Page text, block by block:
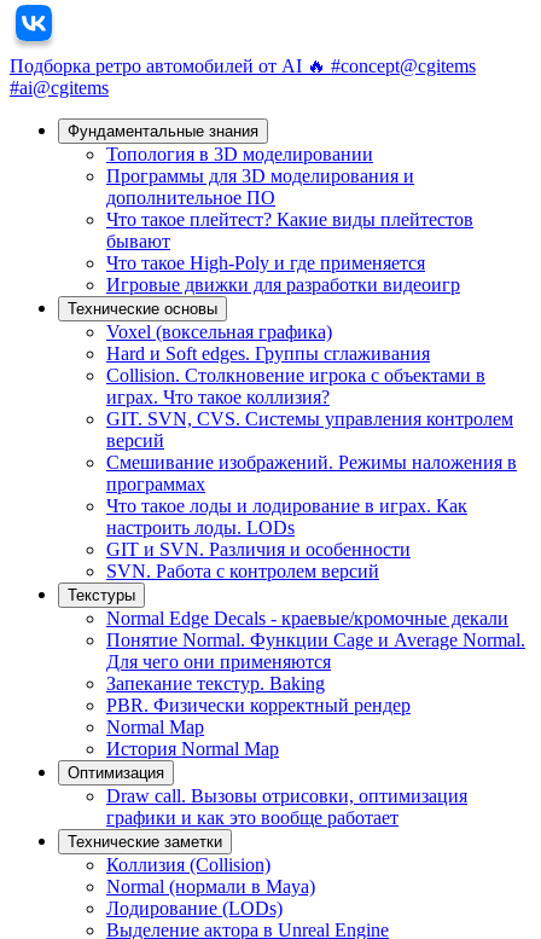
Подборка ретро автомобилей от AI 🔥 #concept@cgitems
#ai@cgitems
Фундамeнтальные знания
Топология в 3D моделировании
Программы для 3D моделирования и
дополнительное ПО
Что такое плейтест? Какие виды плейтестов
бывают
Что такое High-Poly и где применяется
Игровые движки для разработки видеоигр
Технические основы
Voxel (воксельная графика)
Hard и Soft edges. Группы сглаживания
Collision. Столкновение игрока с объектами в
играх. Что такое коллизия?
GIT. SVN, CVS. Системы управления контролем
версий
Смешивание изображений. Режимы наложения в
программах
Что такое лоды и лодирование в играх. Как
настроить лоды. LODs
GIT и SVN. Различия и особенности
SVN. Работа с контролем версий
Текстуры
Normal Edge Decals - краевые/кромочные декали
Понятие Normal. Функции Cage и Average Normal.
Для чего они применяются
Запекание текстур. Baking
PBR. Физически корректный рендер
Normal Map
История Normal Map
Оптимизация
Draw call. Вызовы отрисовки, оптимизация
графики и как это вообще работает
Технические заметки
Коллизия (Collision)
Normal (нормали в Maya)
Лодирование (LODs)
Выделение актора в Unreal Engine